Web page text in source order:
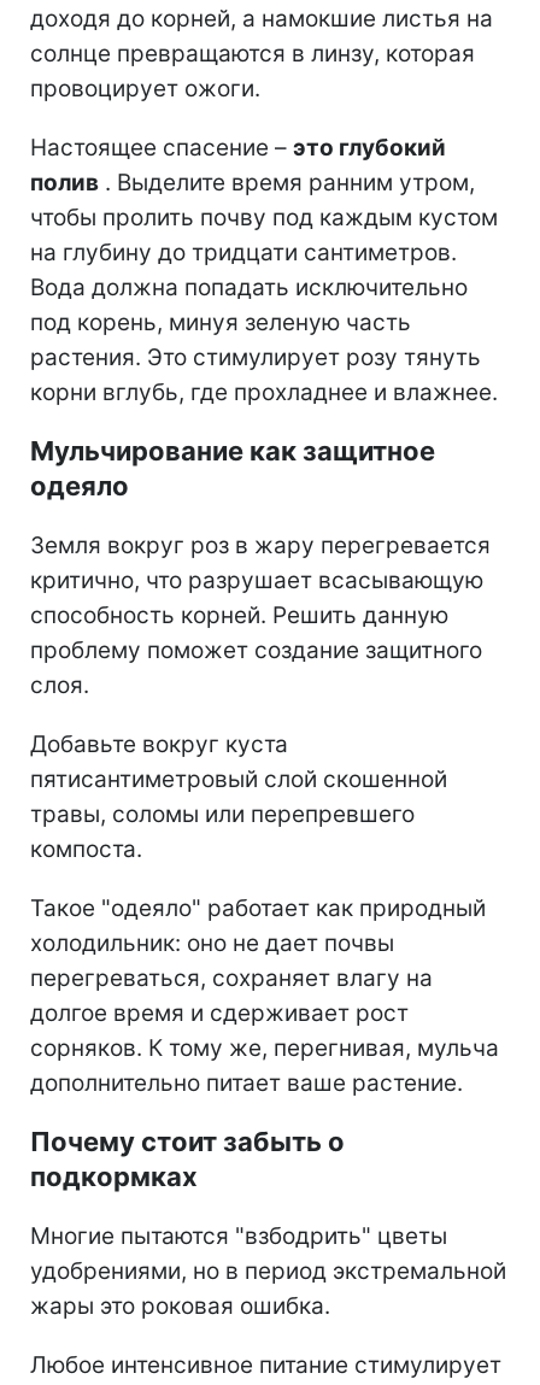
доходя до корней, а намокшие листья на
солнце превращаются в линзу, которая
провоцирует ожоги.
Настоящее спасение – это глубокий
полив . Выделите время ранним утром,
чтобы пролить почву под каждым кустом
на глубину до тридцати сантиметров.
Вода должна попадать исключительно
под корень, минуя зеленую часть
растения. Это стимулирует розу тянуть
корни вглубь, где прохладнее и влажнее.
Мульчирование как защитное
одеяло
Земля вокруг роз в жару перегревается
критично, что разрушает всасывающую
способность корней. Решить данную
проблему поможет создание защитного
слоя.
Добавьте вокруг куста
пятисантиметровый слой скошенной
травы, соломы или перепревшего
компоста.
Такое "одеяло" работает как природный
холодильник: оно не дает почвы
перегреваться, сохраняет влагу на
долгое время и сдерживает рост
сорняков. К тому же, перегнивая, мульча
дополнительно питает ваше растение.
Почему стоит забыть о
подкормках
Многие пытаются "взбодрить" цветы
удобрениями, но в период экстремальной
жары это роковая ошибка.
Любое интенсивное питание стимулирует